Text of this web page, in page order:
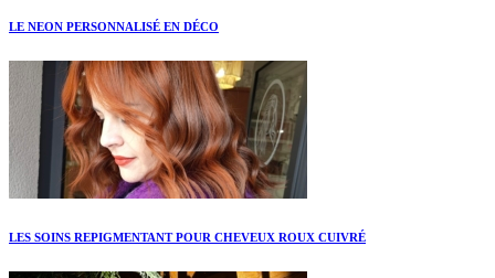
LE NEON PERSONNALISÉ EN DÉCO
LES SOINS REPIGMENTANT POUR CHEVEUX ROUX CUIVRÉ